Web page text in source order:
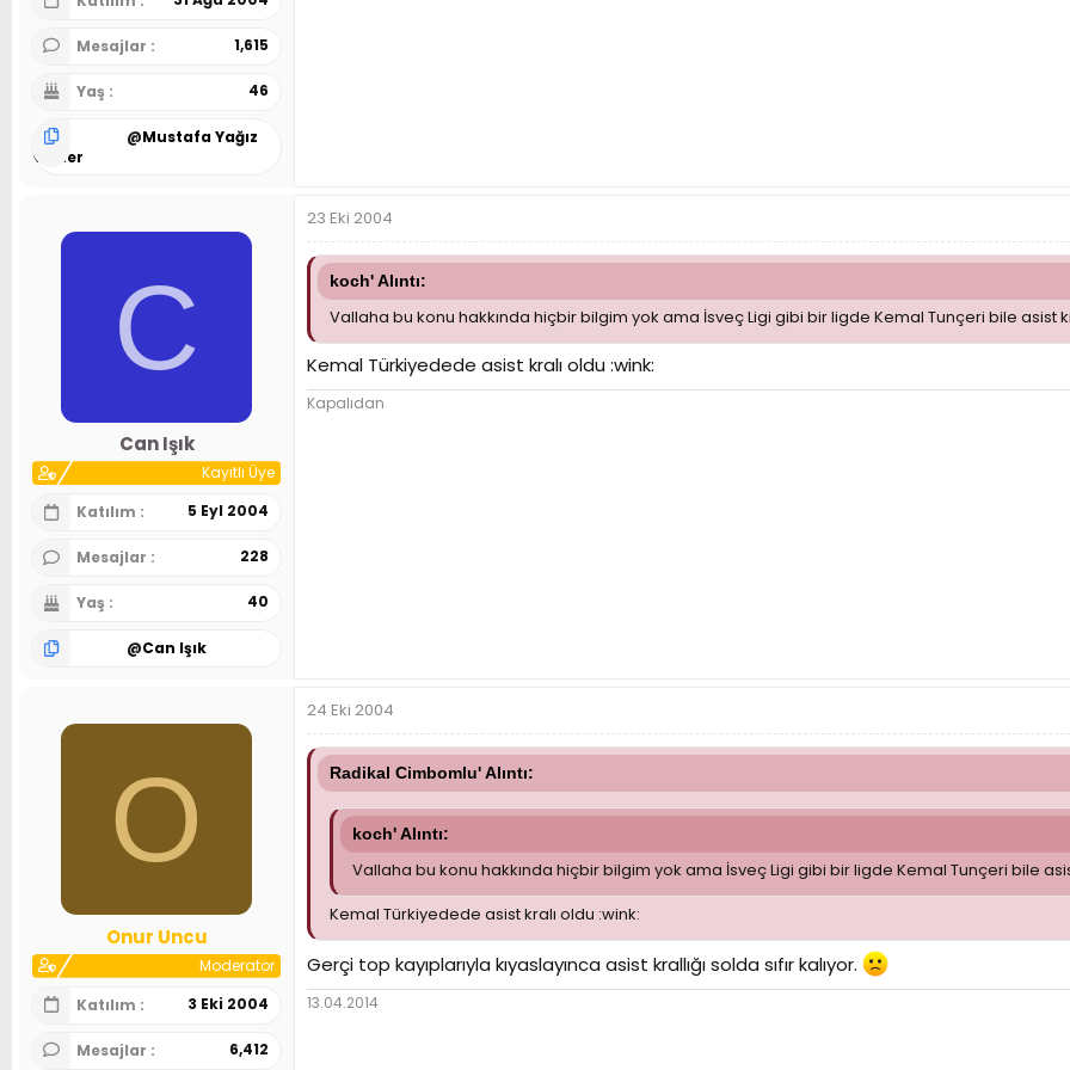
Mesajlar 1,615
Yaş 46
@Mustafa Yağız
Önder
C
Can Işık
Kayıtlı Üye
Katılım
5 Eyl 2004
Mesajlar 228
Yaş 40
@Can Işık
23 Eki 2004
koch' Alıntı:
Vallaha bu konu hakkında hiçbir bilgim yok ama İsveç Ligi gibi bir ligde Kemal Tunçeri bile asist
Kemal Türkiyedede asist kralı oldu :wink:
Kapalıdan
O
Onur Uncu
Moderator
Katılım
3 Eki 2004
Mesajlar 6,412
24 Eki 2004
Radikal Cimbomlu' Alıntı:
koch' Alıntı:
Vallaha bu konu hakkında hiçbir bilgim yok ama İsveç Ligi gibi bir ligde Kemal Tunçeri bile
Kemal Türkiyedede asist kralı oldu :wink:
Gerçi top kayıplarıyla kıyaslayınca asist krallığı solda sıfır kalıyor.
13.04.2014